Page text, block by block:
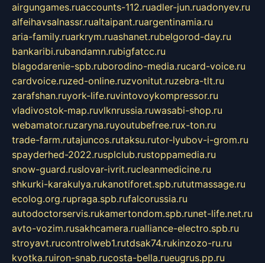
airgungames.ruaccounts-112.ruadler-jun.ruadonyev.ru
alfeihavsalnassr.rualtaipant.ruargentinamia.ru
aria-family.ruarkrym.ruashanet.rubelgorod-day.ru
bankaribi.rubandamn.rubigfatcc.ru
blagodarenie-spb.ruborodino-media.rucard-voice.ru
cardvoice.ruzed-online.ruzvonitut.ruzebra-tlt.ru
zarafshan.ruyork-life.ruvintovoykompressor.ru
vladivostok-map.ruvlknrussia.ruwasabi-shop.ru
webamator.ruzaryna.ruyoutubefree.rux-ton.ru
trade-farm.rutajuncos.rutaksu.rutor-lyubov-i-grom.ru
spayderhed-2022.rusplclub.rustoppamedia.ru
snow-guard.ruslovar-ivrit.rucleanmedicine.ru
shkurki-karakulya.rukanotiforet.spb.rututmassage.ru
ecolog.org.rupraga.spb.rufalcorussia.ru
autodoctorservis.rukamertondom.spb.runet-life.net.ru
avto-vozim.rusakhcamera.rualliance-electro.spb.ru
stroyavt.rucontrolweb1.rutdsak74.rukinzozo-ru.ru
kvotka.ruiron-snab.rucosta-bella.rueugrus.pp.ru